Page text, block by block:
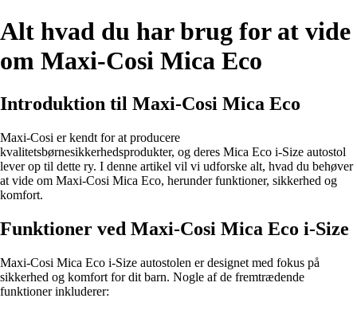
Alt hvad du har brug for at vide
om Maxi-Cosi Mica Eco
Introduktion til Maxi-Cosi Mica Eco
Maxi-Cosi er kendt for at producere
kvalitetsbørnesikkerhedsprodukter, og deres Mica Eco i-Size autostol
lever op til dette ry. I denne artikel vil vi udforske alt, hvad du behøver
at vide om Maxi-Cosi Mica Eco, herunder funktioner, sikkerhed og
komfort.
Funktioner ved Maxi-Cosi Mica Eco i-Size
Maxi-Cosi Mica Eco i-Size autostolen er designet med fokus på
sikkerhed og komfort for dit barn. Nogle af de fremtrædende
funktioner inkluderer: